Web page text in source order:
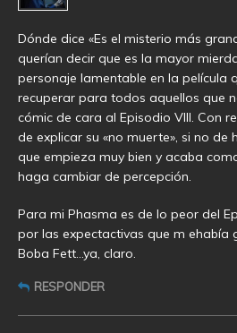
Dónde dice «Es el misterio más
querían decir que es la mayor
personaje lamentable en la película
recuperar para todos aquellos que
cómic de cara al Episodio VIII. Con
de explicar su «no muerte», si no de
que empieza muy bien y acaba
haga cambiar de percepción.
Para mi Phasma es de lo peor del
por las expectactivas que m ehabía
Boba Fett…ya, claro.
RESPONDER